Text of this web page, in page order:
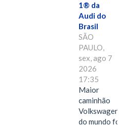
1® da
Audi do
Brasil
SÃO
PAULO,
sex, ago 7
2026
17:35
Maior
caminhão
Volkswagen
do mundo foi